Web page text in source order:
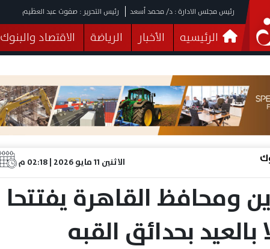
رئيس مجلس الادارة : د/ محمد أسعد رئيس التحرير : صفوت عبد العظيم
الرئيسيه الأخبار الرياضة الاقتصاد والبنوك
فيديوهات
البرلمان صحة الثقافة خدمات
الاثنين 11 مايو 2026 | 02:18 م
ومحافظ القاهرة يفتتحا
بحدائق القبه